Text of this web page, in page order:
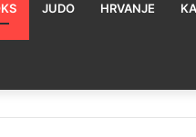
JUDO HRVANJE